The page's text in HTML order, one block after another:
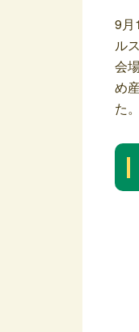
9月
ル
会
め
た。